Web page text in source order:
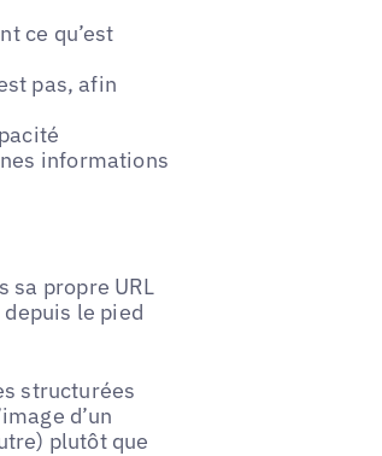
ce qu’est
pas, afin
informations
sa propre URL
le pied
structurées
d’un
plutôt que